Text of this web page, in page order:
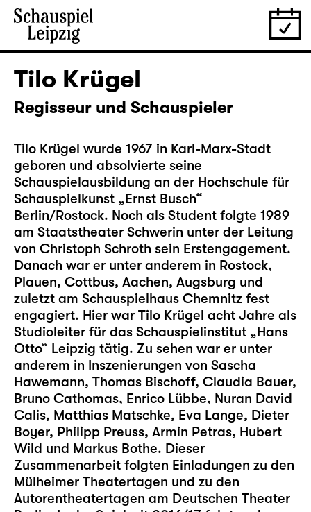
Tilo Krügel
Regisseur und Schauspieler
Tilo Krügel wurde 1967 in Karl-Marx-Stadt
geboren und absolvierte seine
Schauspielausbildung an der Hochschule für
Schauspielkunst „Ernst Busch“
Berlin/Rostock. Noch als Student folgte 1989
am Staatstheater Schwerin unter der Leitung
von Christoph Schroth sein Erstengagement.
Danach war er unter anderem in Rostock,
Plauen, Cottbus, Aachen, Augsburg und
zuletzt am Schauspielhaus Chemnitz fest
engagiert. Hier war Tilo Krügel acht Jahre als
Studioleiter für das Schauspielinstitut „Hans
Otto“ Leipzig tätig. Zu sehen war er unter
anderem in Inszenierungen von Sascha
Hawemann, Thomas Bischoff, Claudia Bauer,
Bruno Cathomas, Enrico Lübbe, Nuran David
Calis, Matthias Matschke, Eva Lange, Dieter
Boyer, Philipp Preuss, Armin Petras, Hubert
Wild und Markus Bothe. Dieser
Zusammenarbeit folgten Einladungen zu den
Mülheimer Theatertagen und zu den
Autorentheatertagen am Deutschen Theater